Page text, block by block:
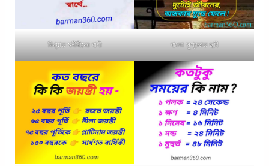
বিখ্যাত মনীষীদের বাণী বাংলা সুপ্রভাত ছবি